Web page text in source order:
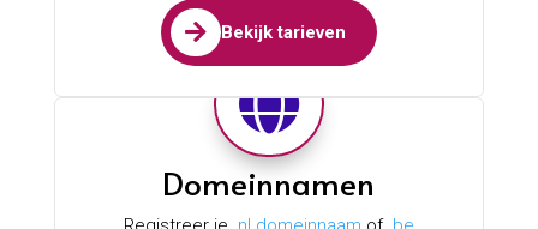
 Bekijk tarieven

Domeinnamen